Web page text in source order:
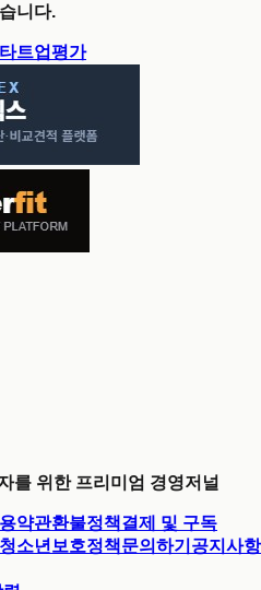
니다.
트업평가
를 위한 프리미엄 경영저널
약관환불정책결제 및 구독
청소년보호정책문의하기 공지사항